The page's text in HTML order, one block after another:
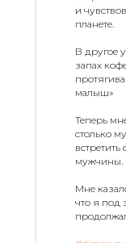
и
планете.
В другое
запах
малыш»
Теперь
столько
мужчины.
Мне
что я под